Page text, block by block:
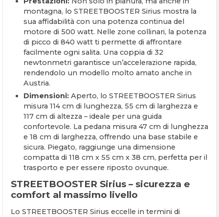
montagna, lo STREETBOOSTER Sirius mostra la
sua affidabilità con una potenza continua del
motore di 500 watt. Nelle zone collinari, la potenza
di picco di 840 watt ti permette di affrontare
facilmente ogni salita. Una coppia di 32
newtonmetri garantisce un’accelerazione rapida,
rendendolo un modello molto amato anche in
Austria.
Dimensioni:Aperto, lo STREETBOOSTER Sirius
misura 114 cm di lunghezza, 55 cm di larghezza e
117 cm di altezza – ideale per una guida
confortevole. La pedana misura 47 cm di lunghezza
e 18 cm di larghezza, offrendo una base stabile e
sicura. Piegato, raggiunge una dimensione
compatta di 118 cm x 55 cm x 38 cm, perfetta per il
trasporto e per essere riposto ovunque.
STREETBOOSTER Sirius – sicurezza e
comfort al massimo livello
Lo STREETBOOSTER Sirius eccelle in termini di